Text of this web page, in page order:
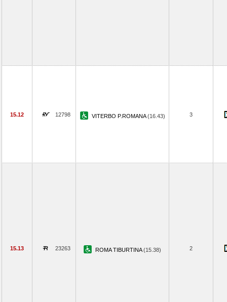
15.12 12798 VITERBO P.ROMANA(16.43) 3
15.13 23263 ROMA TIBURTINA(15.38) 2